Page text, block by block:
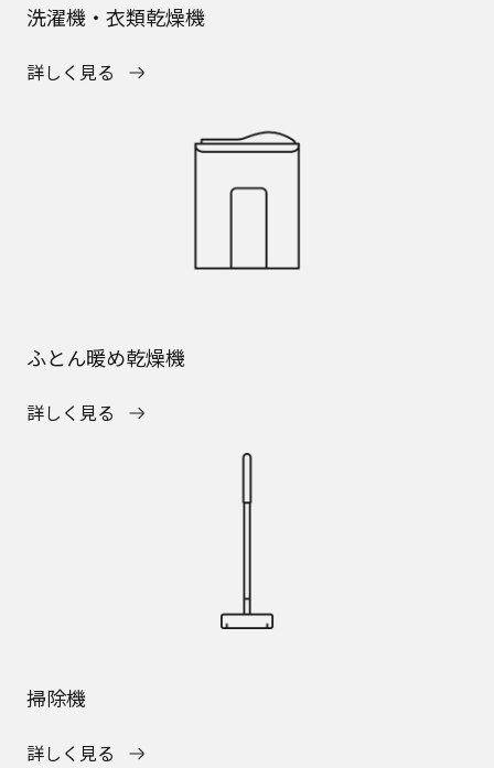
洗濯機・衣類乾燥機
詳しく見る
ふとん暖め乾燥機
詳しく見る
掃除機
詳しく見る